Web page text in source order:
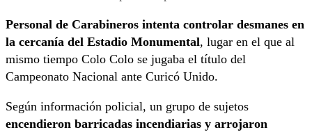
Personal de Carabineros intenta controlar desmanes en
la cercanía del Estadio Monumental, lugar en el que al
mismo tiempo Colo Colo se jugaba el título del
Campeonato Nacional ante Curicó Unido.
Según información policial, un grupo de sujetos
encendieron barricadas incendiarias y arrojaron